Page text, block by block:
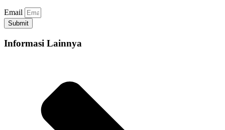
Email
Submit
Informasi Lainnya